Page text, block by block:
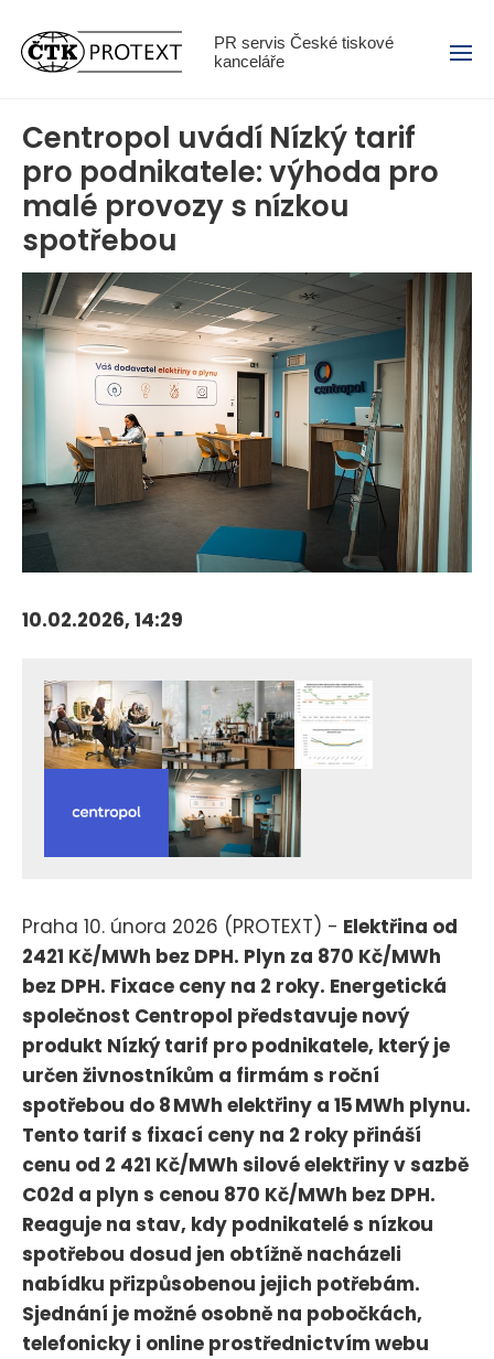
PR servis České tiskové
kanceláře
Menu
Centropol uvádí Nízký tarif
pro podnikatele: výhoda pro
malé provozy s nízkou
spotřebou
10.02.2026, 14:29
Praha 10. února 2026 (PROTEXT) - Elektřina od
2421 Kč/MWh bez DPH. Plyn za 870 Kč/MWh
bez DPH. Fixace ceny na 2 roky. Energetická
společnost Centropol představuje nový
produkt Nízký tarif pro podnikatele, který je
určen živnostníkům a firmám s roční
spotřebou do 8 MWh elektřiny a 15 MWh plynu.
Tento tarif s fixací ceny na 2 roky přináší
cenu od 2 421 Kč/MWh silové elektřiny v sazbě
C02d a plyn s cenou 870 Kč/MWh bez DPH.
Reaguje na stav, kdy podnikatelé s nízkou
spotřebou dosud jen obtížně nacházeli
nabídku přizpůsobenou jejich potřebám.
Sjednání je možné osobně na pobočkách,
telefonicky i online prostřednictvím webu